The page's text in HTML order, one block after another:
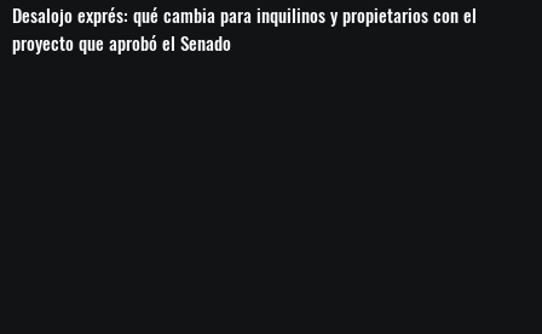
Desalojo exprés: qué cambia para inquilinos y propietarios con el
proyecto que aprobó el Senado